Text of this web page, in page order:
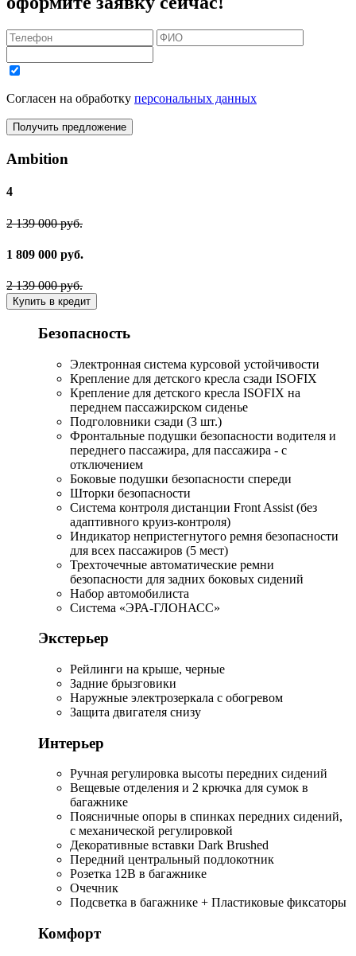
Согласен на обработку персональных данных
Получить предложение
Ambition
4
2 139 000 руб.
1 809 000 руб.
2 139 000 руб.
Купить в кредит
Безопасность
Электронная система курсовой устойчивости
Крепление для детского кресла сзади ISOFIX
Крепление для детского кресла ISOFIX на
переднем пассажирском сиденье
Подголовники сзади (3 шт.)
Фронтальные подушки безопасности водителя и
переднего пассажира, для пассажира - с
отключением
Боковые подушки безопасности спереди
Шторки безопасности
Система контроля дистанции Front Assist (без
адаптивного круиз-контроля)
Индикатор непристегнутого ремня безопасности
для всех пассажиров (5 мест)
Трехточечные автоматические ремни
безопасности для задних боковых сидений
Набор автомобилиста
Система «ЭРА-ГЛОНАСС»
Экстерьер
Рейлинги на крыше, черные
Задние брызговики
Наружные электрозеркала с обогревом
Защита двигателя снизу
Интерьер
Ручная регулировка высоты передних сидений
Вещевые отделения и 2 крючка для сумок в
багажнике
Поясничные опоры в спинках передних сидений,
с механической регулировкой
Декоративные вставки Dark Brushed
Передний центральный подлокотник
Розетка 12В в багажнике
Очечник
Подсветка в багажнике + Пластиковые фиксаторы
Комфорт